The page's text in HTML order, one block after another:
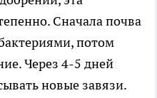
Сначала почва
потом
Через 4-5 дней
новые завязи.